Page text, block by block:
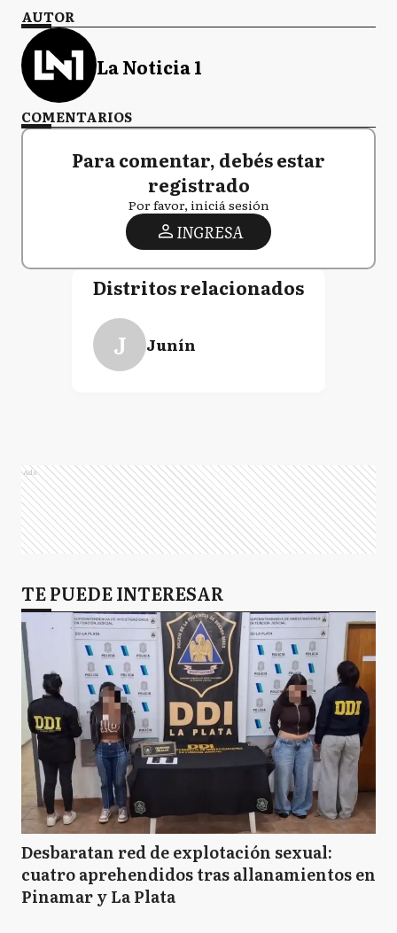
AUTOR
La Noticia 1
COMENTARIOS
Para comentar, debés estar
registrado
Por favor, iniciá sesión
INGRESA
Distritos relacionados
J Junín
Ads
TE PUEDE INTERESAR
Desbaratan red de explotación sexual:
cuatro aprehendidos tras allanamientos en
Pinamar y La Plata